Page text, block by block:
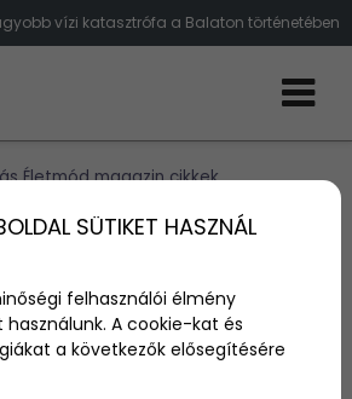
vízi katasztrófa a Balaton történetében
Életmód magazin cikkek
SÜTIKET HASZNÁL
felhasználói élmény
A cookie-kat és
a következők elősegítésére